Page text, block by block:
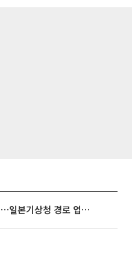
태풍 '돌핀' 오키나와 접근…일본기상청 경로 업데이트